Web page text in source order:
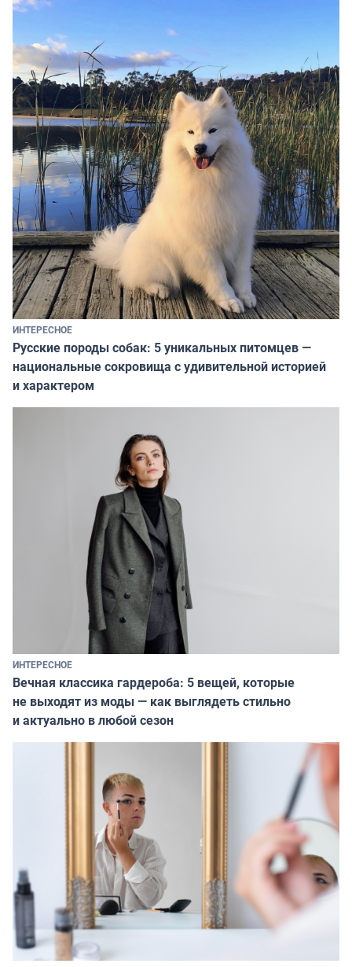
ИНТЕРЕСНОЕ
Русские породы собак: 5 уникальных питомцев —
национальные сокровища с удивительной историей
и характером
ИНТЕРЕСНОЕ
Вечная классика гардероба: 5 вещей, которые
не выходят из моды — как выглядеть стильно
и актуально в любой сезон